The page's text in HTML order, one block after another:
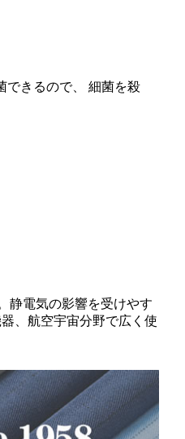
できるので、
細菌を殺
静電気の影響を受けやす
、航空宇宙分野で広く使